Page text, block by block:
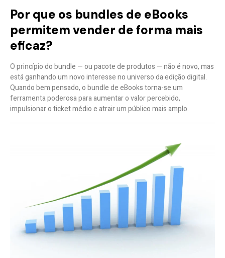
Por que os bundles de eBooks
permitem vender de forma mais
eficaz?
O princípio do bundle — ou pacote de produtos — não é novo, mas
está ganhando um novo interesse no universo da edição digital.
Quando bem pensado, o bundle de eBooks torna-se um
ferramenta poderosa para aumentar o valor percebido,
impulsionar o ticket médio e atrair um público mais amplo.